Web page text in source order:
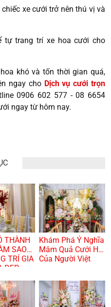
xe cưới trở nên thú vị và
tự trang trí xe hoa cưới cho
khó và tốn thời gian quá,
ngay cho Dịch vụ cưới trọn
0906 602 577 - 08 6654
ngay từ hôm nay.
THÀNH
SAO
TRÍ GIA
ĐẸP
🏠🌸
Khám Phá Ý Nghĩa
Mâm Quả Cưới Hỏi
Của Người Việt